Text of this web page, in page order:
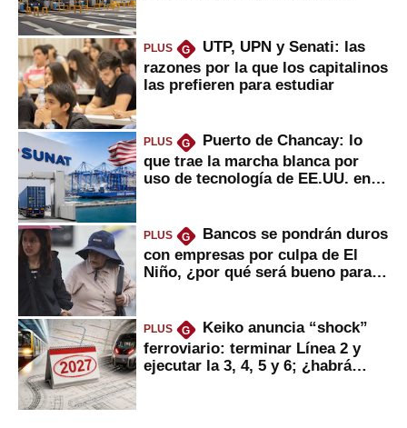
PLUS G
UTP, UPN y Senati: las
razones por la que los capitalinos
las prefieren para estudiar
PLUS G
Puerto de Chancay: lo
que trae la marcha blanca por
uso de tecnología de EE.UU. en
PLUS G
Bancos se pondrán duros
con empresas por culpa de El
Niño, ¿por qué será bueno para
PLUS G
Keiko anuncia “shock”
ferroviario: terminar Línea 2 y
ejecutar la 3, 4, 5 y 6; ¿habrá